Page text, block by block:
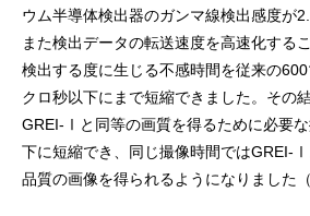
ウム半導体検出器のガンマ線検出感度が
また検出データの転送速度を高速化する
検出する度に生じる不感時間を従来の
クロ秒以下にまで短縮できました。その
GREI-Ⅰと同等の画質を得るために必要
下に短縮でき、同じ撮像時間ではGREI-
品質の画像を得られるようになりました（